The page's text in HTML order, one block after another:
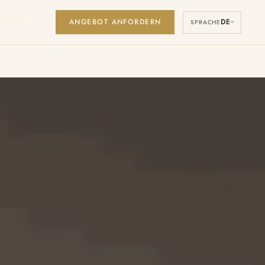
ANGEBOT ANFORDERN SPRACHE DE
Manage Cookies